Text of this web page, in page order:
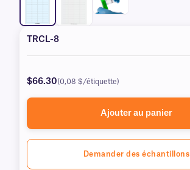
TRCL-8
$66.30(0,08 $/étiquette)
Ajouter au panier
Demander des échantillons